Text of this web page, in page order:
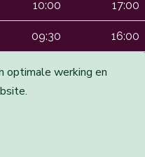
10:00 17:00
09:30 16:00
Ook op dinsdagen zijn
optimale werking en